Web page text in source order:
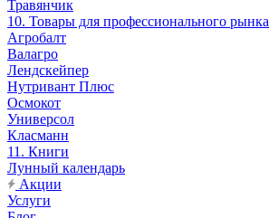
Травянчик
10. Товары для профессионального рынка
Агробалт
Валагро
Лендскейпер
Нутривант Плюс
Осмокот
Универсол
Класманн
11. Книги
Лунный календарь
Акции
Услуги